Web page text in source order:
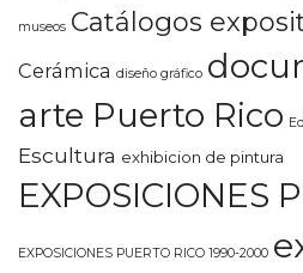
museos Catálogos
Cerámica diseño gráfico
arte Puerto Rico
Escultura exhibicion de pintura
EXPOSICIONES
EXPOSICIONES PUERTO RICO 1990-2000